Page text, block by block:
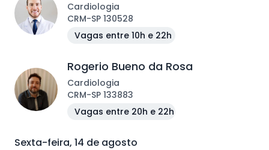
Cardiologia
CRM-SP 130528
Vagas entre 10h e 22h
Rogerio Bueno da Rosa
Cardiologia
CRM-SP 133883
Vagas entre 20h e 22h
Sexta-feira, 14 de agosto